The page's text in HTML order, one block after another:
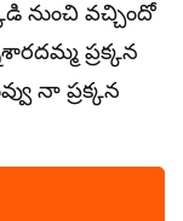
నుంచి వచ్చిందో
ప్రక్కన
నా ప్రక్కన